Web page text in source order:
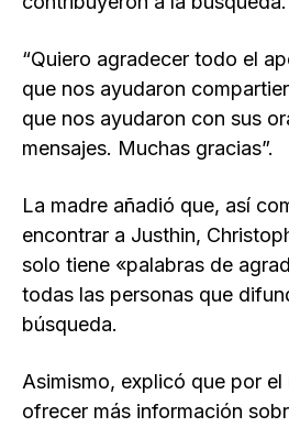
“Quiero agradecer todo el
que nos ayudaron
que nos ayudaron con sus
mensajes. Muchas gracias”.
La madre añadió que, así
encontrar a Justhin,
solo tiene «palabras de
todas las personas que
búsqueda.
Asimismo, explicó que por
ofrecer más información